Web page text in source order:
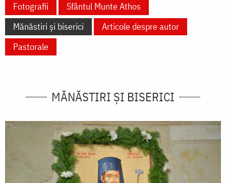
Fotografii
Sfântul Munte Athos
Mănăstiri și biserici
Articole despre autor
Pastorale
MĂNĂSTIRI ȘI BISERICI